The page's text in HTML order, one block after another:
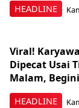
HEADLINE
HEADLINE
Viral!
Dipecat Usai
Malam,